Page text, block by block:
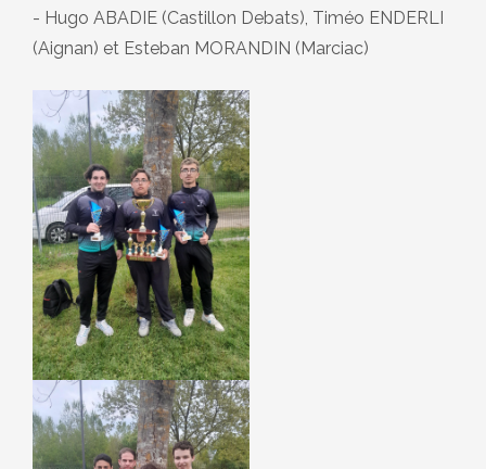
- Hugo ABADIE (Castillon Debats), Timéo ENDERLI
(Aignan) et Esteban MORANDIN (Marciac)